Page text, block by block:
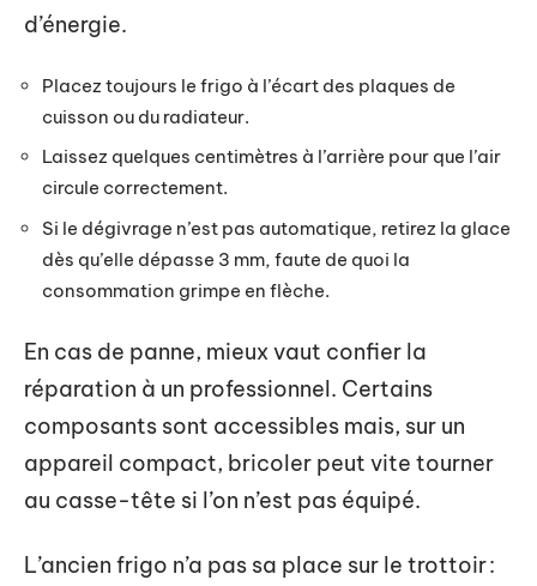
d’énergie.
Placez toujours le frigo à l’écart des plaques de
cuisson ou du radiateur.
Laissez quelques centimètres à l’arrière pour que l’air
circule correctement.
Si le dégivrage n’est pas automatique, retirez la glace
dès qu’elle dépasse 3 mm, faute de quoi la
consommation grimpe en flèche.
En cas de panne, mieux vaut confier la
réparation à un professionnel. Certains
composants sont accessibles mais, sur un
appareil compact, bricoler peut vite tourner
au casse-tête si l’on n’est pas équipé.
L’ancien frigo n’a pas sa place sur le trottoir :